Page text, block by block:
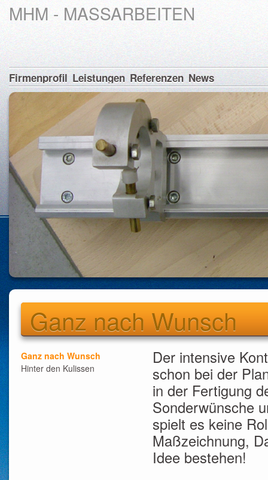
MHM - MASSARBEITEN
Firmenprofil Leistungen Referenzen News
Ganz nach Wunsch
Ganz nach Wunsch
Hinter den Kulissen
Der intensive
schon bei der
in der Fertigung
Sonderwünsche
spielt es keine
Maßzeichnung,
Idee bestehen!